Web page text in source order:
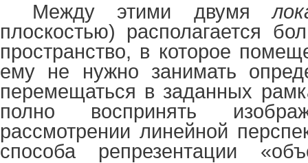
Между этими двумя
плоскостью) располагается
пространство, в которое
ему не нужно занимать
перемещаться в заданных
полно воспринять
рассмотрении линейной
способа репрезентации